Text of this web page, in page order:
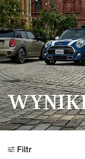
Przejdź do głównej
Filtr